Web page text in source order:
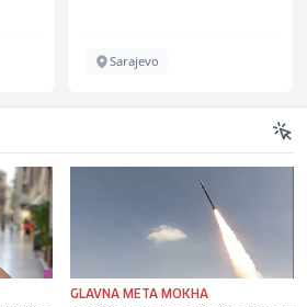
Sarajevo
GLAVNA META MOKHA